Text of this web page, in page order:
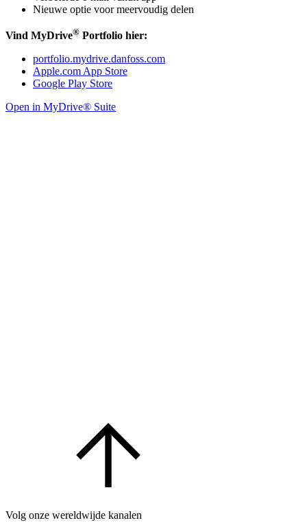
Nieuwe optie voor meervoudig delen
Vind MyDrive® Portfolio hier:
portfolio.mydrive.danfoss.com
Apple.com App Store
Google Play Store
Open in MyDrive® Suite
Volg onze wereldwijde kanalen